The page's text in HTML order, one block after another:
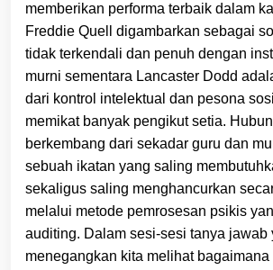
memberikan performa terbaik dalam
Freddie Quell digambarkan sebagai
tidak terkendali dan penuh dengan
murni sementara Lancaster Dodd
dari kontrol intelektual dan pesona
memikat banyak pengikut setia.
berkembang dari sekadar guru dan
sebuah ikatan yang saling
sekaligus saling menghancurkan
melalui metode pemrosesan psikis
auditing. Dalam sesi-sesi tanya jawab
menegangkan kita melihat